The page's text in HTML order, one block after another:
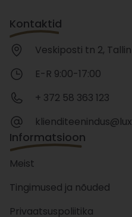
Kontaktid
Veskiposti tn 2,
E-R 9:00-17:00
+ 372 58 363 123
Informatsioon
Meist
Tingimused ja nõuded
Privaatsuspoliitika